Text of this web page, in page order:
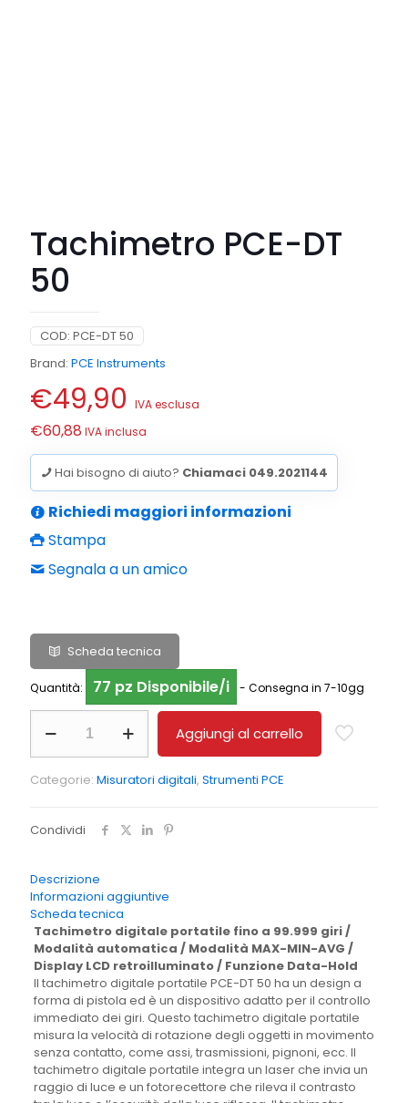
Tachimetro PCE-DT
50
COD: PCE-DT 50
Brand: PCE Instruments
€49,90 IVA esclusa
€60,88 IVA inclusa
Hai bisogno di aiuto? Chiamaci 049.2021144
Richiedi maggiori informazioni
Stampa
Segnala a un amico
Scheda tecnica
Quantità: 77 pz Disponibile/i - Consegna in 7-10gg
PCE-
DT
quantità
Aggiungi al carrello
Categorie: Misuratori digitali, Strumenti PCE
Condividi
Descrizione
Informazioni aggiuntive
Scheda tecnica
Tachimetro digitale portatile fino a 99.999 giri /
Modalità automatica / Modalità MAX-MIN-AVG /
Display LCD retroilluminato / Funzione Data-Hold
Il tachimetro digitale portatile PCE-DT 50 ha un design a
forma di pistola ed è un dispositivo adatto per il controllo
immediato dei giri. Questo tachimetro digitale portatile
misura la velocità di rotazione degli oggetti in movimento
senza contatto, come assi, trasmissioni, pignoni, ecc. Il
tachimetro digitale portatile integra un laser che invia un
raggio di luce e un fotorecettore che rileva il contrasto